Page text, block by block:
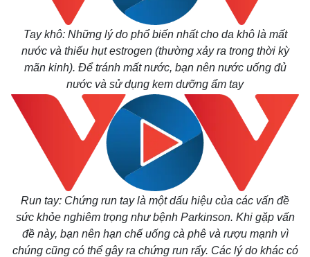
Thế giới
Quan sát
Cuộc sống đó đây
Hồ sơ
Multimedia
Ảnh
E-Magazine
Infographic
Tay khô: Những lý do phổ biến nhất cho da khô là mất
nước và thiếu hụt estrogen (thường xảy ra trong thời kỳ
mãn kinh). Để tránh mất nước, bạn nên nước uống đủ
nước và sử dụng kem dưỡng ẩm tay
Run tay: Chứng run tay là một dấu hiệu của các vấn đề
sức khỏe nghiêm trọng như bệnh Parkinson. Khi gặp vấn
đề này, bạn nên hạn chế uống cà phê và rượu mạnh vì
chúng cũng có thể gây ra chứng run rẩy. Các lý do khác có